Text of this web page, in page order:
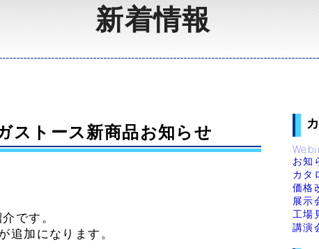
新着情報
ストース新商品お知らせ
です。
追加になります。
お知
カタ
価格
展示
工場
講演